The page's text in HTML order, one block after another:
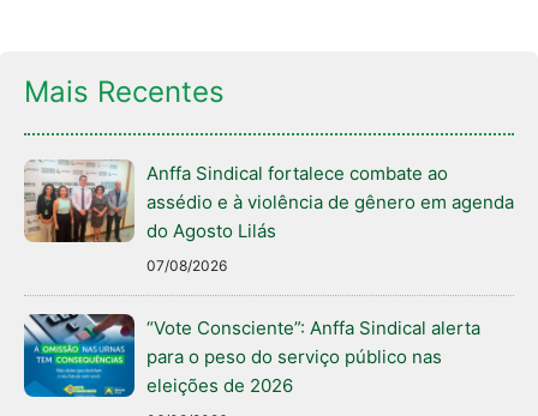
Mais Recentes
Anffa Sindical fortalece combate ao
assédio e à violência de gênero em agenda
do Agosto Lilás
07/08/2026
“Vote Consciente”: Anffa Sindical alerta
para o peso do serviço público nas
eleições de 2026